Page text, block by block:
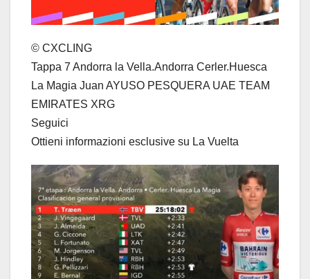
© CXCLING
Tappa 7 Andorra la Vella.Andorra Cerler.Huesca
La Magia Juan AYUSO PESQUERA UAE TEAM
EMIRATES XRG
Seguici
Ottieni informazioni esclusive su La Vuelta